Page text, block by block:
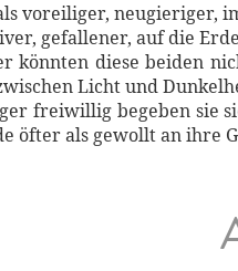
voreiliger, neugieriger,
gefallener, auf die
könnten diese beiden
Licht und
freiwillig begeben sie
öfter als gewollt an ihre